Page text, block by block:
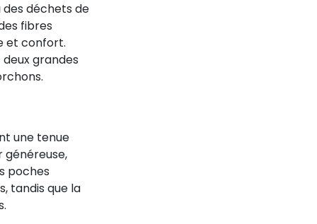
des déchets de
fibres
et confort.
deux grandes
une tenue
poches
tandis que la